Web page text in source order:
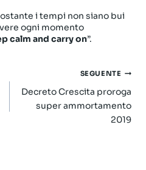
i tempi non siano bui
ogni momento
calm and carry on”.
SEGUENTE
Decreto Crescita proroga
super ammortamento
2019